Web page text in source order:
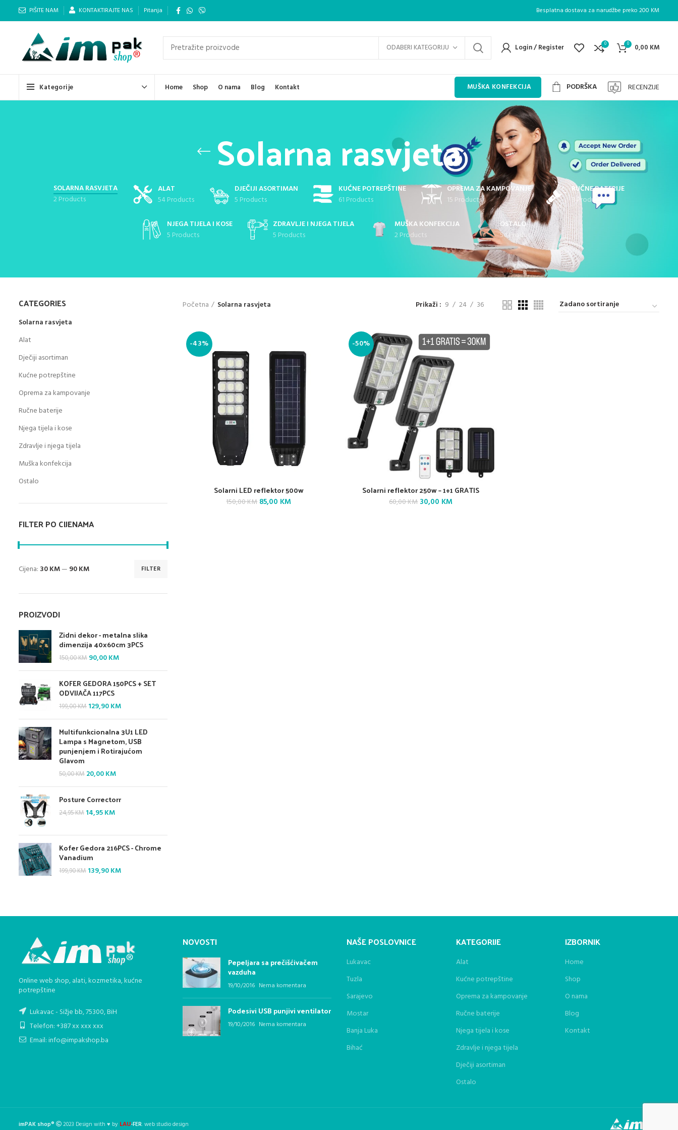
PIŠITE NAM KONTAKTIRAJTE NAS Pitanja Besplatna dostava za narudžbe preko 200 KM
ODABERI KATEGORIJU Login / Register 0 0 0,00 KM
Kategorije Home Shop O nama Blog Kontakt MUŠKA KONFEKCIJA PODRŠKA RECENZIJE
Solarna rasvjeta
SOLARNA RASVJETA
2 Products
ALAT
54 Products
DJEČIJI ASORTIMAN
5 Products
KUĆNE POTREPŠTINE
61 Products
OPREMA ZA KAMPOVANJE
15 Products
RUČNE BATERIJE
3 Products
NJEGA TIJELA I KOSE
5 Products
ZDRAVLJE I NJEGA TIJELA
5 Products
MUŠKA KONFEKCIJA
2 Products
OSTALO
50 Products
CATEGORIES
Solarna rasvjeta
Alat
Dječiji asortiman
Kućne potrepštine
Oprema za kampovanje
Ručne baterije
Njega tijela i kose
Zdravlje i njega tijela
Muška konfekcija
Ostalo
FILTER PO CIJENAMA
Minimalna
Maksimalna
FILTER
Cijena: 30 KM— 90 KM
PROIZVODI
Zidni dekor - metalna slika
dimenzija 40x60cm 3PCS
150,00KM Original
150,00 KM.
90,00KMCurrent
90,00 KM.
KOFER GEDORA 150PCS + SET
ODVIJAČA 117PCS
199,00KM Original
199,00 KM.
129,90KMCurrent
129,90 KM.
Multifunkcionalna 3U1 LED
Lampa s Magnetom, USB
punjenjem i Rotirajućom
Glavom
50,00KM Original
50,00 KM.
20,00KMCurrent
20,00 KM.
Posture Correctorr
24,95KM Original
14,95KMCurrent
Kofer Gedora 216PCS - Chrome
Vanadium
199,90KM Original
139,90KMCurrent
Početna Solarna rasvjeta Prikaži 9 24 36
-43%
Solarni LED reflektor 500w
150,00KM Original
85,00 KMCurrent
-50%
Solarni reflektor 250w – 1+1 GRATIS
60,00KM Original
30,00 KMCurrent
Online web shop, alati, kozmetika, kućne
potrepštine
Lukavac - Sižje bb, 75300, BiH
Telefon: +387 xx xxx xxx
Email: info@impakshop.ba
NOVOSTI
Pepeljara sa prečišćivačem
vazduha
19/10/2016 Nema komentara
Podesivi USB punjivi ventilator
19/10/2016 Nema komentara
NAŠE POSLOVNICE
Lukavac
Tuzla
Sarajevo
Mostar
Banja Luka
Bihać
KATEGORIJE
Alat
Kućne potrepštine
Oprema za kampovanje
Ručne baterije
Njega tijela i kose
Zdravlje i njega tijela
Dječiji asortiman
Ostalo
IZBORNIK
Home
Shop
O nama
Blog
Kontakt
imPAK shop® 2023 Design with ♥ by LAU-FER. web studio design